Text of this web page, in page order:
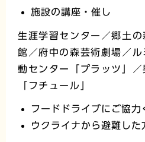
施設の講座・催し
生涯学習センター／郷土
館／府中の森芸術劇場／
動センター「プラッツ」
「フチュール」
フードドライブにご協力
ウクライナから避難した